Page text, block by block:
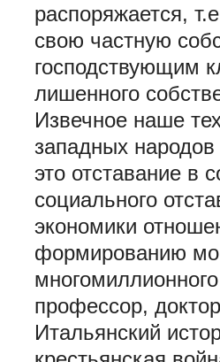
распоряжается,
свою частную
господствующим
лишенного
Извечное наше
западных
это отставание в
социального
экономики
формированию
профессор,
Итальянский